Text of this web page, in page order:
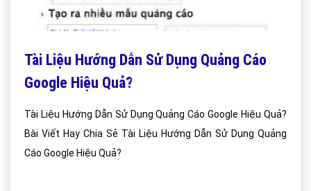
Tài Liệu Hướng Dẫn Sử Dụng Quảng Cáo
Google Hiệu Quả?
Tài Liệu Hướng Dẫn Sử Dụng Quảng Cáo Google Hiệu Quả?
Bài Viết Hay Chia Sẻ Tài Liệu Hướng Dẫn Sử Dụng Quảng
Cáo Google Hiệu Quả?